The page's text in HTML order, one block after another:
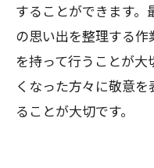
することができます
の思い出を整理する
を持って行うことが大
くなった方々に敬意
ることが大切です。